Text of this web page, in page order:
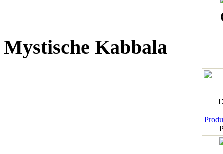
Mystische Kabbala